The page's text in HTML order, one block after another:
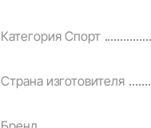
Категория Спорт
Страна изготовителя